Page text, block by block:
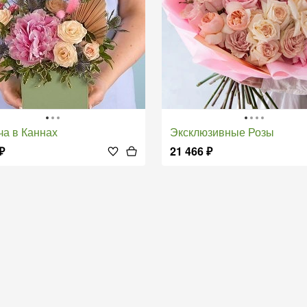
в Каннах
Эксклюзивные Розы
21 466₽